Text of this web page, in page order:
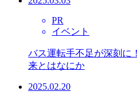
PR
イベント
バス運転手不足が深刻に
来とはなにか
2025.02.20